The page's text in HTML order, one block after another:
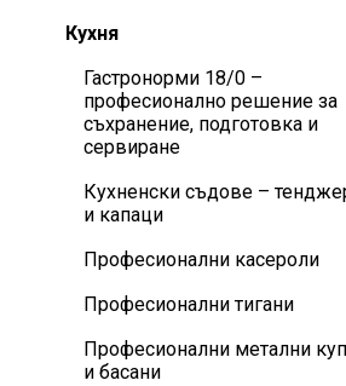
Кухня
Гастронорми 18/0 –
професионално решение за
съхранение, подготовка и
сервиране
Кухненски съдове –
и капаци
Професионални касероли
Професионални тигани
Професионални метални
и басани